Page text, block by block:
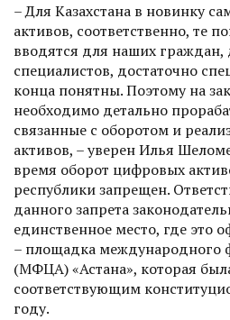
– Для Казахстана в новинку
активов, соответственно, те
вводятся для наших граждан,
специалистов, достаточно
конца понятны. Поэтому на
необходимо детально
связанные с оборотом и
активов, – уверен Илья
время оборот цифровых
республики запрещен.
данного запрета
единственное место, где это
– площадка международного
(МФЦА) «Астана», которая
соответствующим
году.